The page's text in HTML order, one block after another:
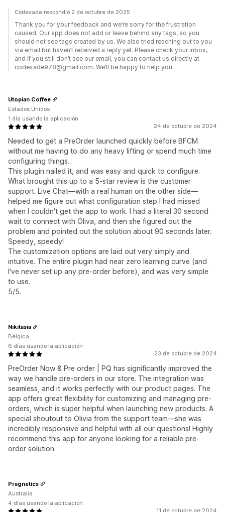
Codexade respondió 2 de octubre de 2025
Thank you for your feedback and we’re sorry for the frustration
caused. Our app does not add or leave behind any tags, so you
should not see tags created by us. We also tried reaching out to you
via email but haven’t received a reply yet. Please check your inbox,
and if you still don’t see our email, you can contact us directly at
codexade978@gmail.com. We’ll be happy to help you.
24 de octubre de 2024
Needed to get a PreOrder launched quickly before BFCM
without me having to do any heavy lifting or spend much time
configuring things.
This plugin nailed it, and was easy and quick to configure.
What brought this up to a 5-star review is the customer
support. Live Chat—with a real human on the other side—
helped me figure out what configuration step I had missed
when I couldn't get the app to work. I had a literal 30 second
wait to connect with Oliva, and then she figured out the
problem and pointed out the solution about 90 seconds later.
Speedy, speedy!
The customization options are laid out very simply and
intuitive. The entire plugin had near zero learning curve (and
I've never set up any pre-order before), and was very simple
to use.
5/5.
Utopian Coffee
Estados Unidos
1 día usando la aplicación
23 de octubre de 2024
PreOrder Now & Pre order | PQ has significantly improved the
way we handle pre-orders in our store. The integration was
seamless, and it works perfectly with our product pages. The
app offers great flexibility for customizing and managing pre-
orders, which is super helpful when launching new products. A
special shoutout to Olivia from the support team—she was
incredibly responsive and helpful with all our questions! Highly
recommend this app for anyone looking for a reliable pre-
order solution.
Nikitasia
Bélgica
6 días usando la aplicación
11 de octubre de 2024
Pragnetics
Australia
4 días usando la aplicación